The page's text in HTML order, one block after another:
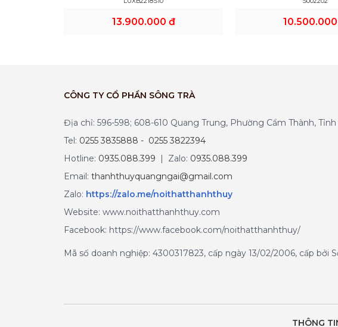
13.900.000 đ
CÔNG TY CỔ PHẦN SÔNG TRÀ
Địa chỉ: 596-598; 608-610 Quang Trung, Phường Cẩm Thành,
Tel: 0255 3835888 - 0255 3822394
Hotline: 0935.088.399 | Zalo: 0935.088.399
Email: thanhthuyquangngai@gmail.com
Zalo: https://zalo.me/noithatthanhthuy
Website: www.noithatthanhthuy.com
Facebook: https://www.facebook.com/noithatthanhthuy/
Mã số doanh nghiệp: 4300317823, cấp ngày 13/02/2006, cấp
THÔNG